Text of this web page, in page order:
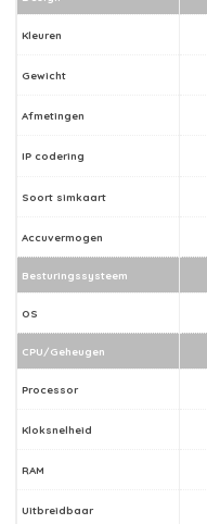
Kleuren
Gewicht
Afmetingen
IP codering
Soort simkaart
Accuvermogen
Besturingssysteem
OS
CPU/Geheugen
Processor
Kloksnelheid
RAM
Uitbreidbaar